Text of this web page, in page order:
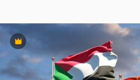
Premium